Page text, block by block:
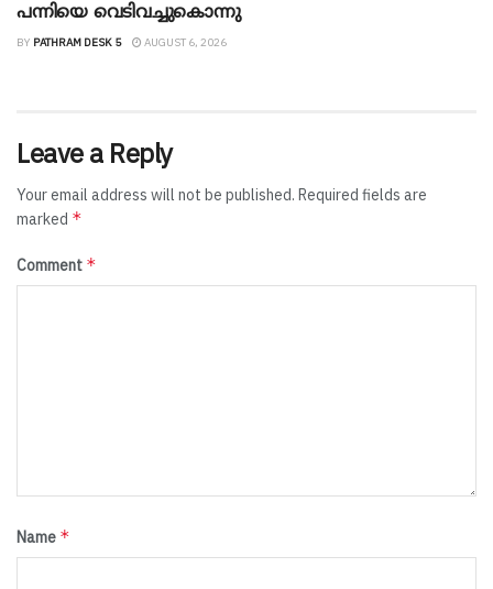
പന്നിയെ വെടിവച്ചുകൊന്നു
BY PATHRAM DESK 5 AUGUST 6, 2026
Leave a Reply
Your email address will not be published. Required fields are
marked *
Comment *
Name *